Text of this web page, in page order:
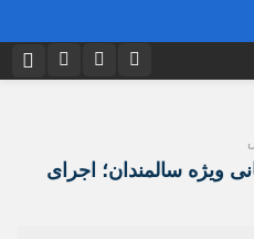
ویژه سالمندان؛ اجرای
از تایید توسط تیم مدیریت در وب
منتشر نخواهد شد.